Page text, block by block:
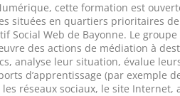
cette formation est
situées en quartiers prioritaires
Social Web de Bayonne. Le
des actions de médiation à
analyse leur situation, évalue
d’apprentissage (par exemple
réseaux sociaux, le site